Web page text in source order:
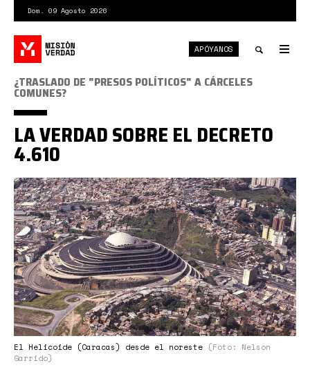
contenido
principal
Dom. 09 Agosto 2026
APÓYANOS
el-
helicoide-
desde-
el-
noreste.
Foto
Nelson
Garrido,
2012
El Helicoide (Caracas) desde el noreste (Foto: Nelson
Garrido)
¿TRASLADO DE "PRESOS POLÍTICOS" A CÁRCELES
COMUNES?
LA VERDAD SOBRE EL DECRETO
4.610